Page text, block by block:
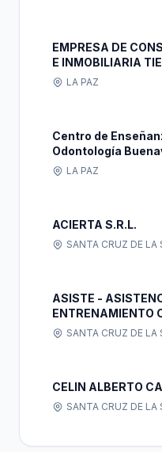
EMPRESA DE
E INMOBILIARIA
EMCITAAF S.R.L.
LA PAZ
Centro de
Odontología
LA PAZ
ACIERTA S.R.L.
SANTA CRUZ DE LA
ASISTE -
ENTRENAMIENTO
SANTA CRUZ DE LA
CELIN ALBERTO
SANTA CRUZ DE LA